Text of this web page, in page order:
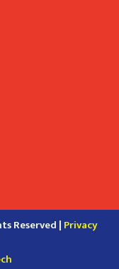
Reserved | Privacy